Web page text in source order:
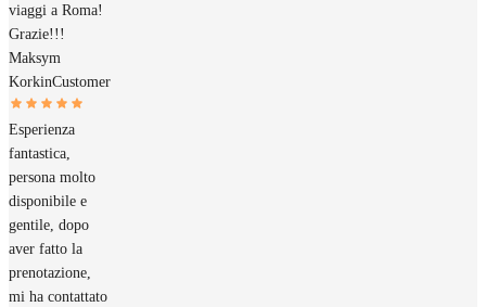
viaggi a Roma!
Grazie!!!
Maksym
KorkinCustomer
Esperienza
fantastica,
persona molto
disponibile e
gentile, dopo
aver fatto la
prenotazione,
mi ha contattato